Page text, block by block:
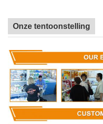
Onze tentoonstelling